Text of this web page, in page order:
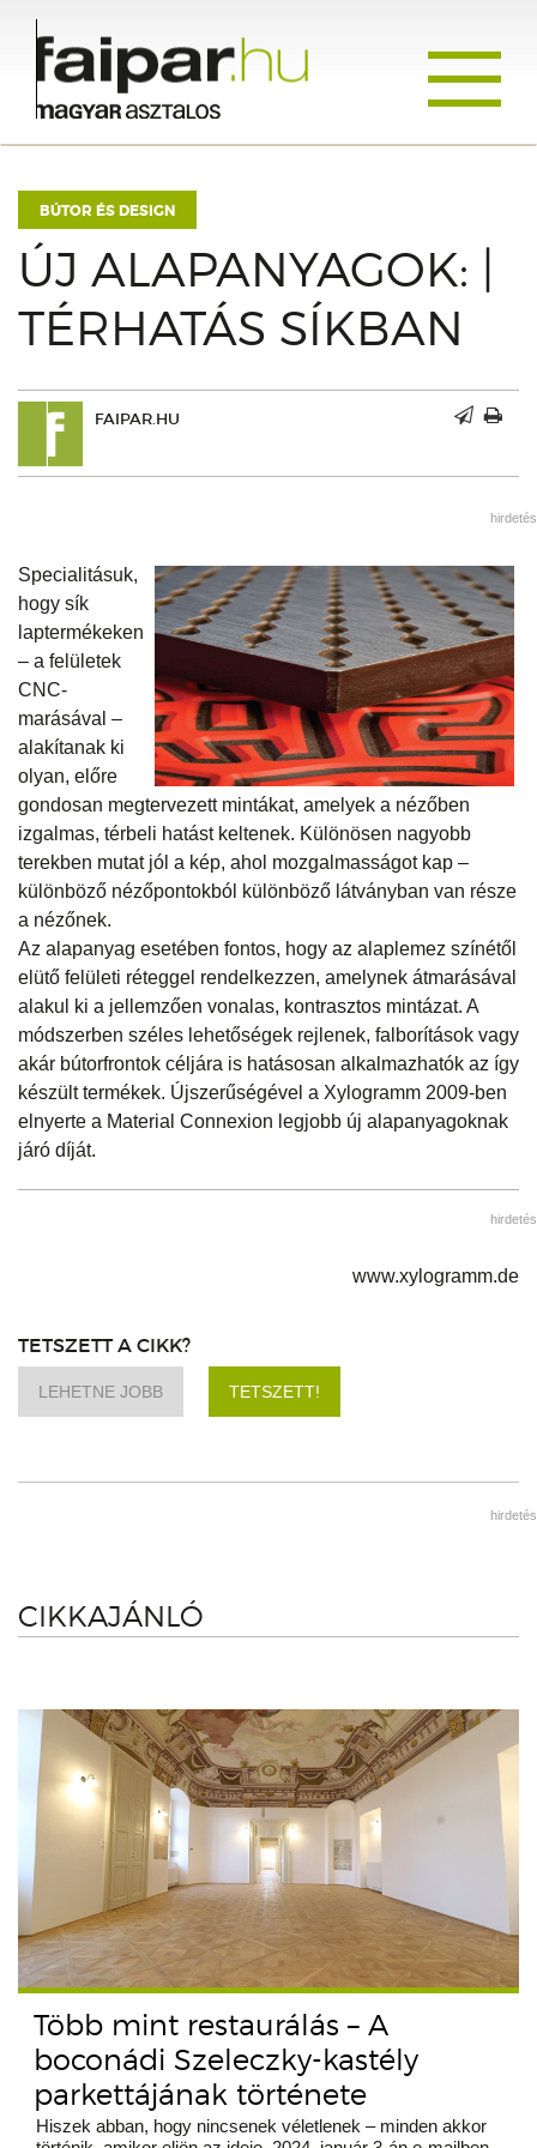
BÚTOR ÉS DESIGN
ÚJ ALAPANYAGOK: |
TÉRHATÁS SÍKBAN
FAIPAR.HU
hirdetés
Specialitásuk,
hogy sík
laptermékeken
– a felületek
CNC-
marásával –
alakítanak ki
olyan, előre
gondosan megtervezett mintákat, amelyek a nézőben
izgalmas, térbeli hatást keltenek. Különösen nagyobb
terekben mutat jól a kép, ahol mozgalmasságot kap –
különböző nézőpontokból különböző látványban van része
a nézőnek.
Az alapanyag esetében fontos, hogy az alaplemez színétől
elütő felületi réteggel rendelkezzen, amelynek átmarásával
alakul ki a jellemzően vonalas, kontrasztos mintázat. A
módszerben széles lehetőségek rejlenek, falborítások vagy
akár bútorfrontok céljára is hatásosan alkalmazhatók az így
készült termékek. Újszerűségével a Xylogramm 2009-ben
elnyerte a Material Connexion legjobb új alapanyagoknak
járó díját.
hirdetés
www.xylogramm.de
TETSZETT A CIKK?
LEHETNE JOBB TETSZETT!
hirdetés
CIKKAJÁNLÓ
Több mint restaurálás – A
boconádi Szeleczky-kastély
parkettájának története
Hiszek abban, hogy nincsenek véletlenek – minden akkor